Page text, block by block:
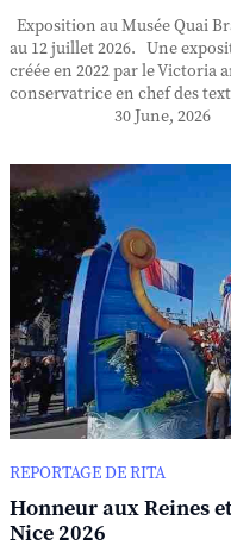
Exposition au Musée Quai
au 12 juillet 2026. Une
créée en 2022 par le Victoria
conservatrice en chef des
30 June, 2026
REPORTAGE DE RITA
Honneur aux Reines
Nice 2026